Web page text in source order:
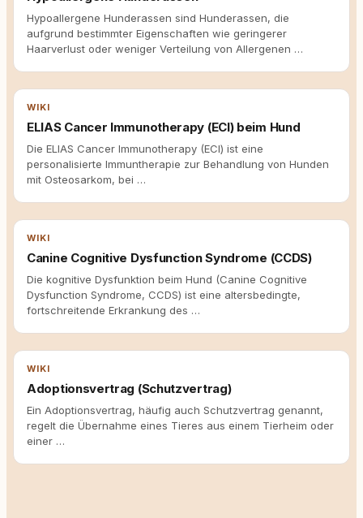
Hypoallergene Hunderassen sind Hunderassen, die
aufgrund bestimmter Eigenschaften wie geringerer
Haarverlust oder weniger Verteilung von Allergenen …
WIKI
ELIAS Cancer Immunotherapy (ECI) beim Hund
Die ELIAS Cancer Immunotherapy (ECI) ist eine
personalisierte Immuntherapie zur Behandlung von Hunden
mit Osteosarkom, bei …
WIKI
Canine Cognitive Dysfunction Syndrome (CCDS)
Die kognitive Dysfunktion beim Hund (Canine Cognitive
Dysfunction Syndrome, CCDS) ist eine altersbedingte,
fortschreitende Erkrankung des …
WIKI
Adoptionsvertrag (Schutzvertrag)
Ein Adoptionsvertrag, häufig auch Schutzvertrag genannt,
regelt die Übernahme eines Tieres aus einem Tierheim oder
einer …